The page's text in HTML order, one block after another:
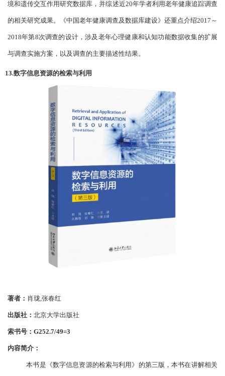
境和遗传交互作用研究数据库，并综述近20年学者利用老年健康追踪调查
的相关研究成果。《中国老年健康调查及数据库建设》还重点介绍2017～
2018年第8次调查的设计，涉及老年心理健康和认知功能数据收集的扩展
与调查实施方案，以及调查的主要描述性结果。
13.数字信息资源的检索与利用
著者： 肖珑,张春红
出版社： 北京大学出版社
索书号： G252.7/49=3
内容简介：
本书是《数字信息资源的检索与利用》的第三版，本书在讲解相关